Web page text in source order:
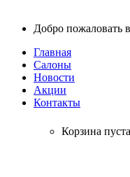
Добро пожаловать
Главная
Салоны
Новости
Aкции
Контакты
Корзина пуста